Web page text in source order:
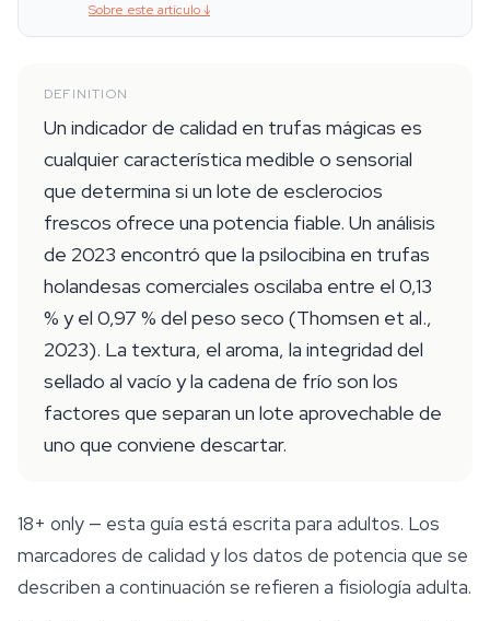
Sobre este artículo↓
DEFINITION
Un indicador de calidad en trufas mágicas es
cualquier característica medible o sensorial
que determina si un lote de esclerocios
frescos ofrece una potencia fiable. Un análisis
de 2023 encontró que la psilocibina en trufas
holandesas comerciales oscilaba entre el 0,13
% y el 0,97 % del peso seco (Thomsen et al.,
2023). La textura, el aroma, la integridad del
sellado al vacío y la cadena de frío son los
factores que separan un lote aprovechable de
uno que conviene descartar.
18+ only — esta guía está escrita para adultos. Los
marcadores de calidad y los datos de potencia que se
describen a continuación se refieren a fisiología adulta.